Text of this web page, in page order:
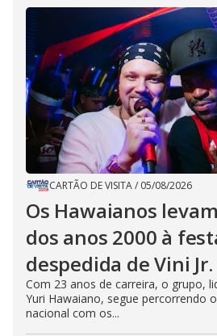
CARTÃO DE VISITA/ 05/08/2026
Os Hawaianos
dos anos 2000 à
despedida de Vini
Com 23 anos de carreira, o grupo,
Yuri Hawaiano, segue percorrendo
nacional com os...